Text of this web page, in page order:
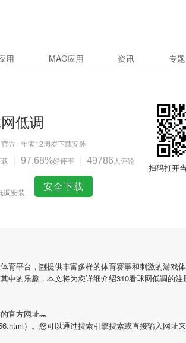
用 MAC应用 资讯 专题
低调
官方 年满12周岁下载安装
97.68%好评率 49786 人评论
调安装
安全下载
扫码打开
育平台，🈹提供丰富多样的体育赛事和刺激的游戏体
中的乐趣，本文将为您详细介绍310看球网低调的注
的官方网址🐊
）。您可以通过搜索引擎搜索或直接输入网址